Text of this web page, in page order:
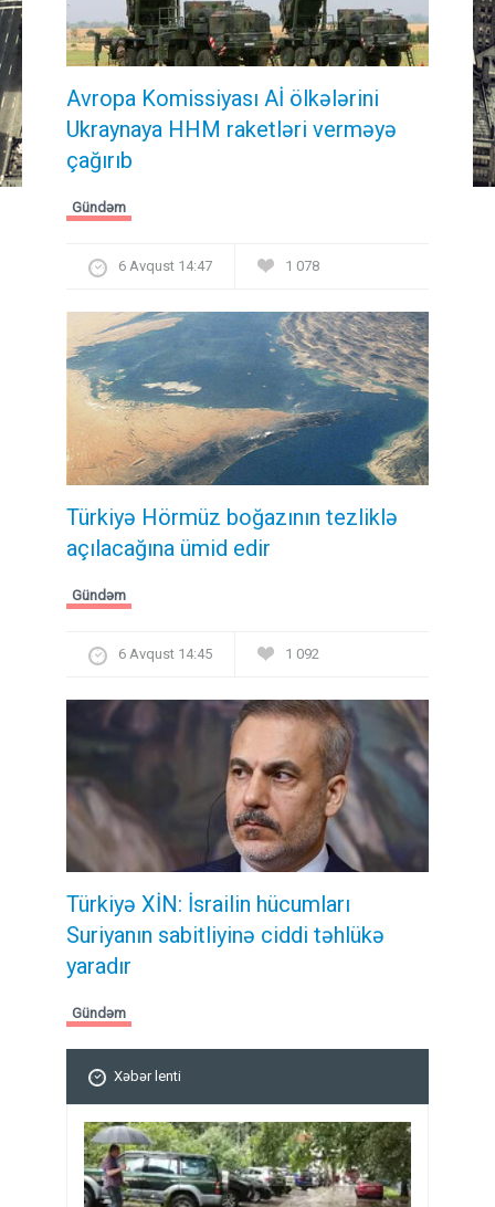
Avropa Komissiyası Aİ ölkələrini
Ukraynaya HHM raketləri verməyə
çağırıb
Gündəm
6 Avqust 14:47 1 078
Türkiyə Hörmüz boğazının tezliklə
açılacağına ümid edir
Gündəm
6 Avqust 14:45 1 092
Türkiyə XİN: İsrailin hücumları
Suriyanın sabitliyinə ciddi təhlükə
yaradır
Gündəm
Xəbər lenti